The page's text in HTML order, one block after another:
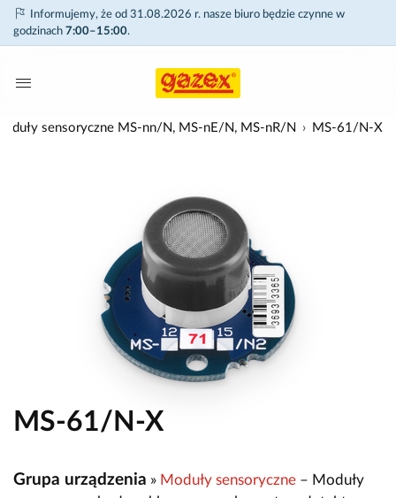
Informujemy, że od 31.08.2026 r. nasze biuro będzie czynne w
godzinach 7:00–15:00.
sensoryczne MS-nn/N, MS-nE/N, MS-nR/N MS-61/N-X
MS-61/N-X
Grupa urządzenia » Moduły sensoryczne – Moduły